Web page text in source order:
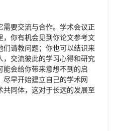
要交流与合作。学术会议正
，你有机会见到你论文参考文
们请教问题；你也可以结识来
，交流彼此的学习心得和研究
能会给你带来意想不到的启
早开始建立自己的学术网
同体，这对于长远的发展至